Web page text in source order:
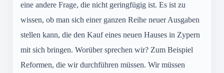
eine andere Frage, die nicht geringfügig ist. Es ist zu
wissen, ob man sich einer ganzen Reihe neuer Ausgaben
stellen kann, die den Kauf eines neuen Hauses in Zypern
mit sich bringen. Worüber sprechen wir? Zum Beispiel
Reformen, die wir durchführen müssen. Wir müssen